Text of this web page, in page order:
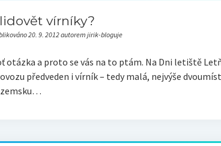
vírníky?
20. 9. 2012 autorem jirik-bloguje
otázka a proto se vás na to ptám. Na Dni letiště
předveden i vírník – tedy malá, nejvýše